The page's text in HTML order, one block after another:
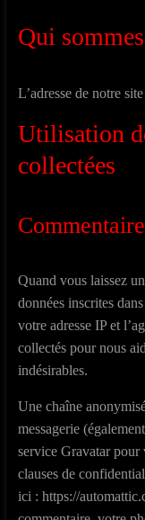
Qui
L’adresse de notre
Utilisation
collectées
Quand vous laissez
données inscrites
votre adresse IP et
collectés pour nous
indésirables.
Une chaîne
messagerie
service Gravatar
clauses de
ici : https://